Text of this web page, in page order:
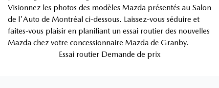
Visionnez les photos des modèles Mazda présentés au Salon
de l'Auto de Montréal ci-dessous. Laissez-vous séduire et
faites-vous plaisir en planifiant un essai routier des nouvelles
Mazda chez votre concessionnaire Mazda de Granby.
Essai routier Demande de prix